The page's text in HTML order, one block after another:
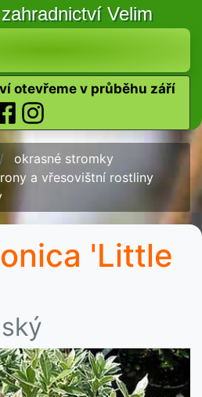
zahradnictví Velim
otevřeme v průběhu září
okrasné stromky
a vřesovištní rostliny
'Little